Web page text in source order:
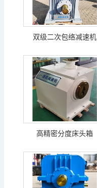
双级二次包络减速机
高精密分度床头箱